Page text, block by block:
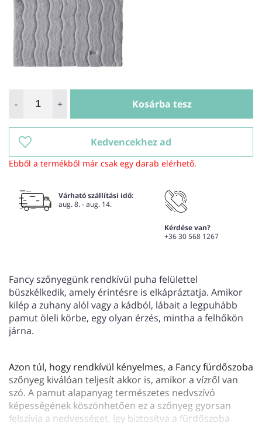
- + Kosárba tesz
Kedvencekhez ad
Ebből a termékből már csak egy darab elérhető.
Várható szállítási idő:
aug. 8. - aug. 14.
Kérdése van?
+36 30 568 1267
Fancy szőnyegünk rendkívül puha felülettel
büszkélkedik, amely érintésre is elkápráztatja. Amikor
kilép a zuhany alól vagy a kádból, lábait a legpuhább
pamut öleli körbe, egy olyan érzés, mintha a felhőkön
járna.
Azon túl, hogy rendkívül kényelmes, a Fancy fürdőszoba
szőnyeg kiválóan teljesít akkor is, amikor a vízről van
szó. A pamut alapanyag természetes nedvszívó
képességének köszönhetően ez a szőnyeg gyorsan
felszívja a nedvességet, így biztosítva a fürdőszoba